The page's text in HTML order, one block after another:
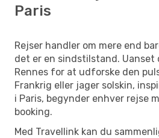
Paris
Rejser handler om mere end
det er en sindstilstand. Uanset
Rennes for at udforske den
Frankrig eller jager solskin,
i Paris, begynder enhver rejse
booking.
Med Travellink kan du